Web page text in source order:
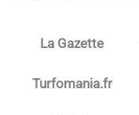
La Gazette
Turfomania.fr